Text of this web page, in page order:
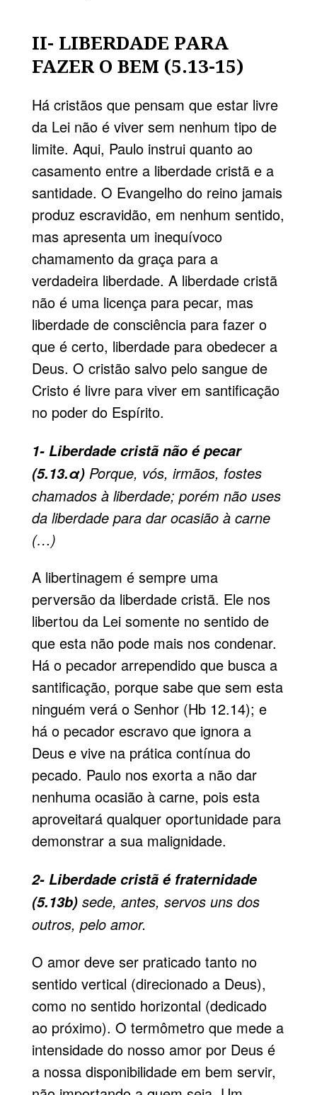
II- LIBERDADE PARA
FAZER O BEM (5.13-15)
Há cristãos que pensam que estar livre
da Lei não é viver sem nenhum tipo de
limite. Aqui, Paulo instrui quanto ao
casamento entre a liberdade cristã e a
santidade. O Evangelho do reino jamais
produz escravidão, em nenhum sentido,
mas apresenta um inequívoco
chamamento da graça para a
verdadeira liberdade. A liberdade cristã
não é uma licença para pecar, mas
liberdade de consciência para fazer o
que é certo, liberdade para obedecer a
Deus. O cristão salvo pelo sangue de
Cristo é livre para viver em santificação
no poder do Espírito.
1- Liberdade cristã não é pecar
(5.13.α)Porque, vós, irmãos, fostes
chamados à liberdade; porém não uses
da liberdade para dar ocasião à carne
(…)
A libertinagem é sempre uma
perversão da liberdade cristã. Ele nos
libertou da Lei somente no sentido de
que esta não pode mais nos condenar.
Há o pecador arrependido que busca a
santificação, porque sabe que sem esta
ninguém verá o Senhor (Hb 12.14); e
há o pecador escravo que ignora a
Deus e vive na prática contínua do
pecado. Paulo nos exorta a não dar
nenhuma ocasião à carne, pois esta
aproveitará qualquer oportunidade para
demonstrar a sua malignidade.
2- Liberdade cristã é fraternidade
(5.13b) sede, antes, servos uns dos
outros, pelo amor.
O amor deve ser praticado tanto no
sentido vertical (direcionado a Deus),
como no sentido horizontal (dedicado
ao próximo). O termômetro que mede a
intensidade do nosso amor por Deus é
a nossa disponibilidade em bem servir,